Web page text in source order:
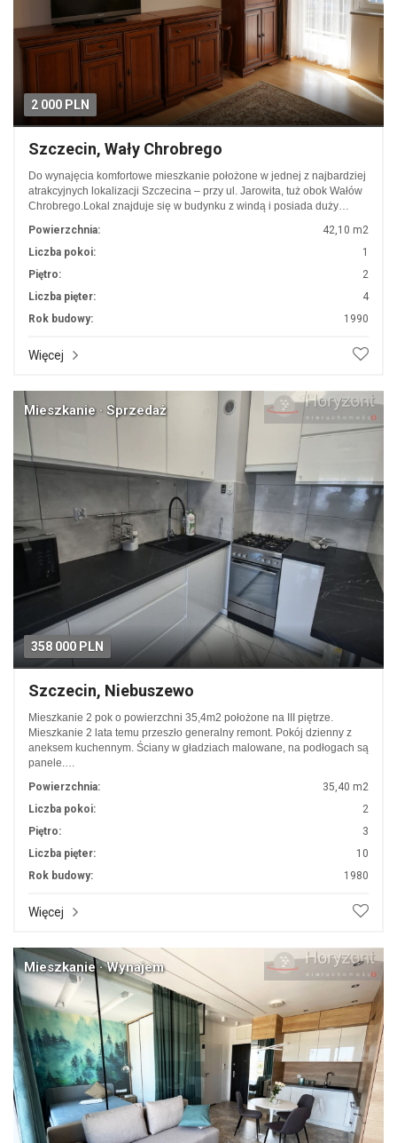
2 000 PLN
Szczecin, Wały Chrobrego
Do wynajęcia komfortowe mieszkanie położone w jednej z najbardziej
atrakcyjnych lokalizacji Szczecina – przy ul. Jarowita, tuż obok Wałów
Chrobrego.Lokal znajduje się w budynku z windą i posiada duży…
Powierzchnia:
42,10 m2
Liczba pokoi:
1
Piętro:
2
Liczba pięter:
4
Rok budowy:
1990
Więcej
358 000 PLN
Mieszkanie · Sprzedaż
Szczecin, Niebuszewo
Mieszkanie 2 pok o powierzchni 35,4m2 położone na III piętrze.
Mieszkanie 2 lata temu przeszło generalny remont. Pokój dzienny z
aneksem kuchennym. Ściany w gładziach malowane, na podłogach są
panele.…
Powierzchnia:
35,40 m2
Liczba pokoi:
2
Piętro:
3
Liczba pięter:
10
Rok budowy:
1980
Więcej
Mieszkanie · Wynajem